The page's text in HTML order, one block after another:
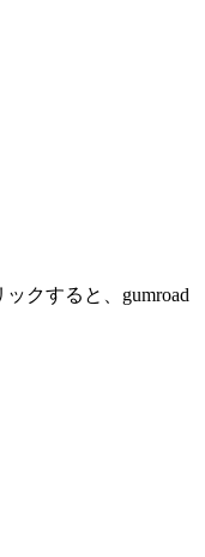
クすると、gumroad